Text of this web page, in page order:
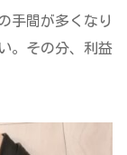
手間が多くなり
。その分、利益